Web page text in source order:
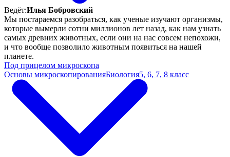
Ведёт:Илья Бобровский
Мы постараемся разобраться, как ученые изучают организмы,
которые вымерли сотни миллионов лет назад, как нам узнать
самых древних животных, если они на нас совсем непохожи,
и что вообще позволило животным появиться на нашей
планете.
Под прицелом микроскопа
Основы микроскопированияБиология5, 6, 7, 8 класс